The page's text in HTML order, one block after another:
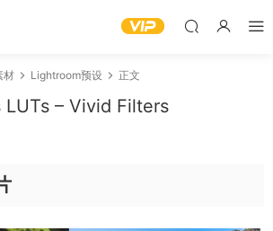
材 Lightroom预设 正文
– Vivid Filters